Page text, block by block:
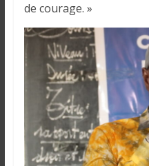
de courage. »